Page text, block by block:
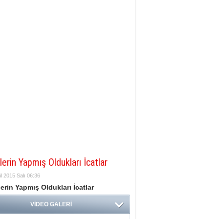
Yapmış Oldukları İcatlar
2015 Salı 06:36
Yapmış Oldukları İcatlar
VİDEO GALERİ